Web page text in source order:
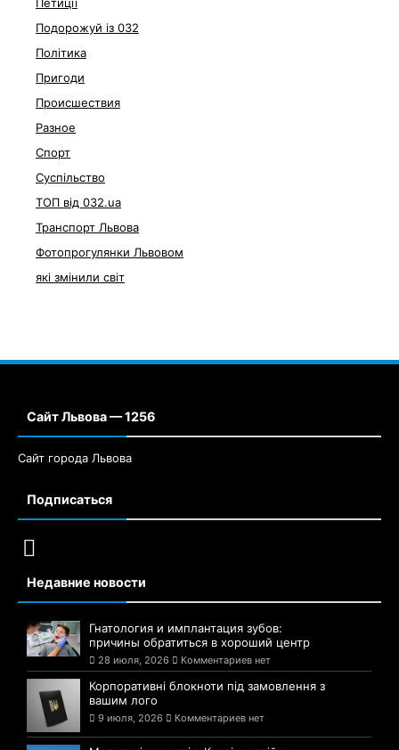
Подорожуй із 032
Політика
Пригоди
Происшествия
Разное
Спорт
Суспільство
ТОП від 032.ua
Транспорт Львова
Фотопрогулянки Львовом
які змінили світ
Сайт Львова — 1256
Сайт города Львова
Подписаться
Недавние новости
Гнатология и имплантация зубов:
причины обратиться в хороший центр
28 июля, 2026 Комментариев нет
Корпоративні блокноти під замовлення з
вашим лого
9 июля, 2026 Комментариев нет